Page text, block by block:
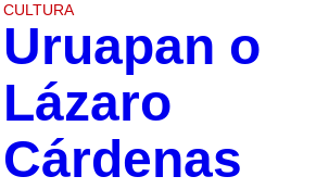
CULTURA
Uruapan o
Lázaro
Cárdenas